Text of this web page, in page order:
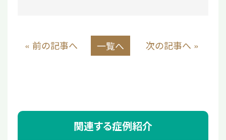
« 前の記事へ 一覧へ 次の記事へ »
関連する症例紹介